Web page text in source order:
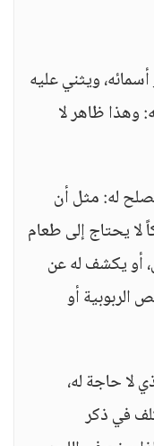
ويثني عليه
وهذا ظاهر لا
له: مثل أن
لا يحتاج إلى طعام
أو يكشف له عن
الربوبية أو
لا حاجة له،
في ذكر